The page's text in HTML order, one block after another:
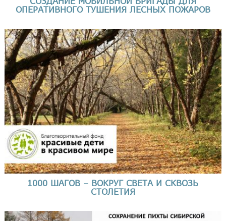
ОПЕРАТИВНОГО ТУШЕНИЯ ЛЕСНЫХ ПОЖАРОВ
1000 ШАГОВ – ВОКРУГ СВЕТА И СКВОЗЬ
СТОЛЕТИЯ